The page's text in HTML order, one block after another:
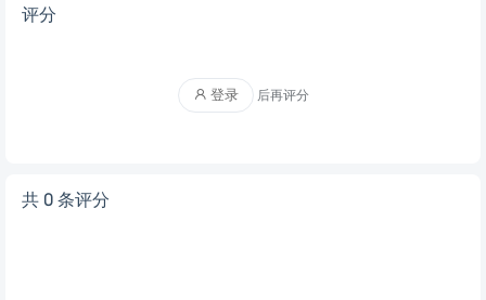
评分
登录 后再评分
共 0 条评分